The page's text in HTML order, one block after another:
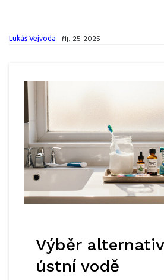
Lukáš Vejvoda říj, 25 2025
Výběr
ústní vodě